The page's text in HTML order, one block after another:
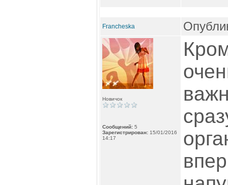
Francheska
Новичок
Сообщений: 5
Зарегистрирован: 15/01/2016
14:17